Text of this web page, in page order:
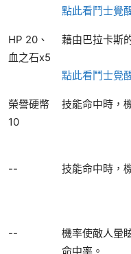
點此看鬥士覺
HP 20、
血之石x5
藉由巴拉卡斯
點此看鬥士覺
榮譽硬幣
10
技能命中時，
-- 技能命中時，
--
機率使敵人暈
命中率。